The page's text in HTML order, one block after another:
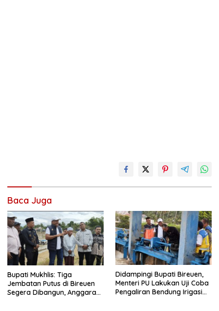
Baca Juga
Bupati Mukhlis: Tiga
Jembatan Putus di Bireuen
Segera Dibangun, Anggaran
Didampingi Bupati Bireuen,
Menteri PU Lakukan Uji Coba
Pengaliran Bendung Irigasi